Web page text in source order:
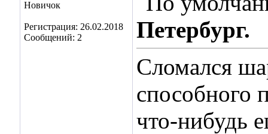
Новичок
Регистрация: 26.02.2018
Сообщений: 2
Петербург.
Сломался
способного
что-нибудь